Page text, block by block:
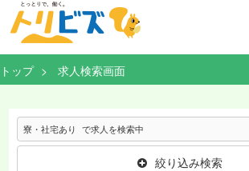
トップ 求人検索画面
寮・社宅あり で求人を検索中
絞り込み検索